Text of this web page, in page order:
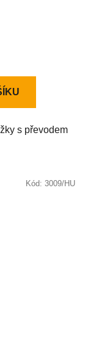
s převodem
Kód: 3009/HU